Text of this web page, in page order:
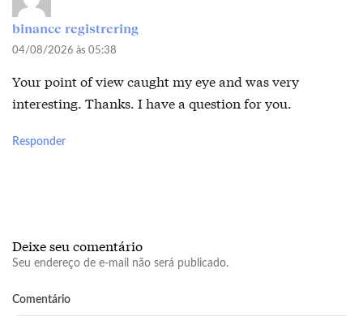
binance registrering
04/08/2026 às 05:38
Your point of view caught my eye and was very
interesting. Thanks. I have a question for you.
Responder
Deixe seu comentário
Seu endereço de e-mail não será publicado.
Comentário